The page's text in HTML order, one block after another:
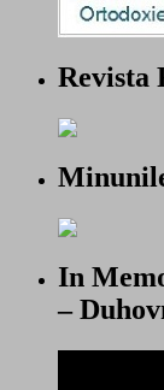
Revista
In
–